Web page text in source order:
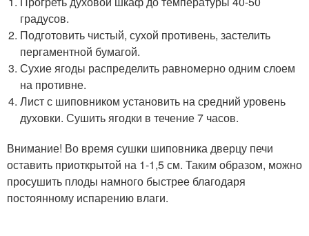
градусов.
Подготовить чистый, сухой противень, застелить
пергаментной бумагой.
Сухие ягоды распределить равномерно одним слоем
на противне.
Лист с шиповником установить на средний уровень
духовки. Сушить ягодки в течение 7 часов.
Внимание! Во время сушки шиповника дверцу печи
оставить приоткрытой на 1-1,5 см. Таким образом, можно
просушить плоды намного быстрее благодаря
постоянному испарению влаги.